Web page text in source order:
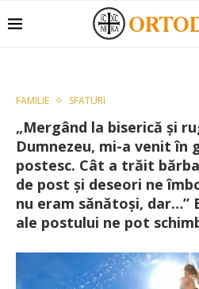
FAMILIE SFATURI
„Mergând la biserică şi
Dumnezeu, mi-a venit în
postesc. Cât a trăit
de post şi deseori ne
nu eram sănătoşi, dar…”
ale postului ne pot